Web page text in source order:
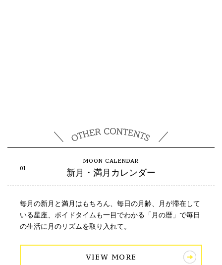
新月・満月カレンダー
毎月の新月と満月はもちろん、毎日の月齢、月が滞在して
いる星座、ボイドタイムも一目でわかる「月の暦」で毎日
の生活に月のリズムを取り入れて。
VIEW MORE